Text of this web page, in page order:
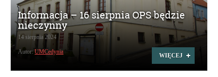
Informacja – 16 sierpnia OPS będzie
nieczynny
14 sierpnia 2024
WIĘCEJ
Autor:UMCedynia